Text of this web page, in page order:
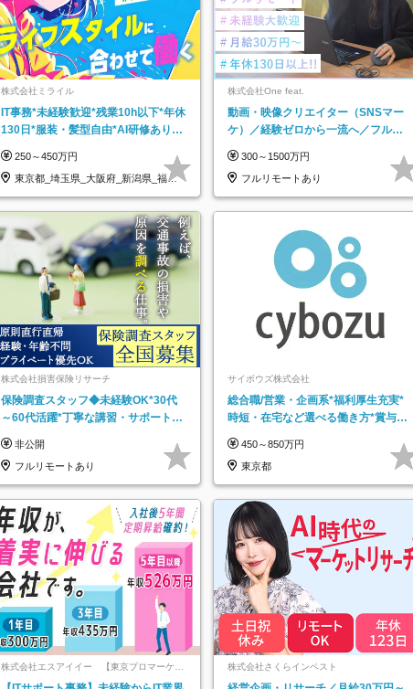
株式会社ミライル
IT事務*未経験歓迎*残業10h以下*年休
130日*服装・髪型自由*AI研修あり*
250～450万円
東京都_埼玉県_大阪府_新潟県_福岡
県
株式会社One feat.
動画・映像クリエイター（SNSマー
ケ）／経験ゼロから一流へ／フルリ
日以上
300～1500万円
フルリモートあり
株式会社損害保険リサーチ
保険調査スタッフ◆未経験OK*30代
～60代活躍*丁寧な講習・サポートあ
託
非公開
フルリモートあり
サイボウズ株式会社
総合職/営業・企画系*福利厚生充実*
時短・在宅など選べる働き方*賞与年
450～850万円
東京都
株式会社エスアイイー 【東京プロマーケッ
ト上場】
株式会社さくらインベスト